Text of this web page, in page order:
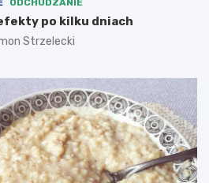
ODCHUDZANIE
po kilku dniach
Strzelecki